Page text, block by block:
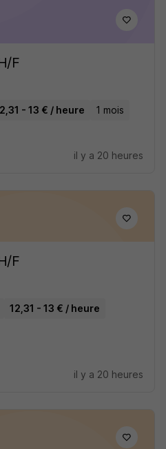
F
- 13 € / heure 1 mois
il y a 20 heures
F
12,31 - 13 € / heure
il y a 20 heures